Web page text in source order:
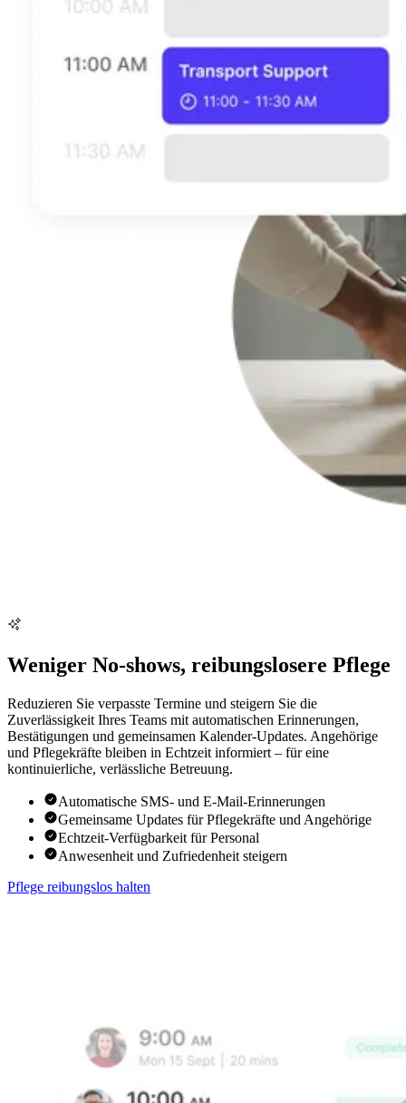
Weniger No-shows, reibungslosere Pflege
Reduzieren Sie verpasste Termine und steigern Sie die
Zuverlässigkeit Ihres Teams mit automatischen Erinnerungen,
Bestätigungen und gemeinsamen Kalender-Updates. Angehörige
und Pflegekräfte bleiben in Echtzeit informiert – für eine
kontinuierliche, verlässliche Betreuung.
Automatische SMS- und E-Mail-Erinnerungen
Gemeinsame Updates für Pflegekräfte und Angehörige
Echtzeit-Verfügbarkeit für Personal
Anwesenheit und Zufriedenheit steigern
Pflege reibungslos halten